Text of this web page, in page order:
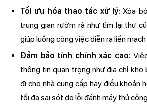
Tối ưu hóa thao tác xử lý: Xóa
trung gian rườm rà như tìm lại thư
giúp luồng công việc diễn ra liền
Đảm bảo tính chính xác cao:
thông tin quan trọng như địa chỉ
đi cho nhà cung cấp hay điều khoản
tối đa sai sót do lỗi đánh máy thủ